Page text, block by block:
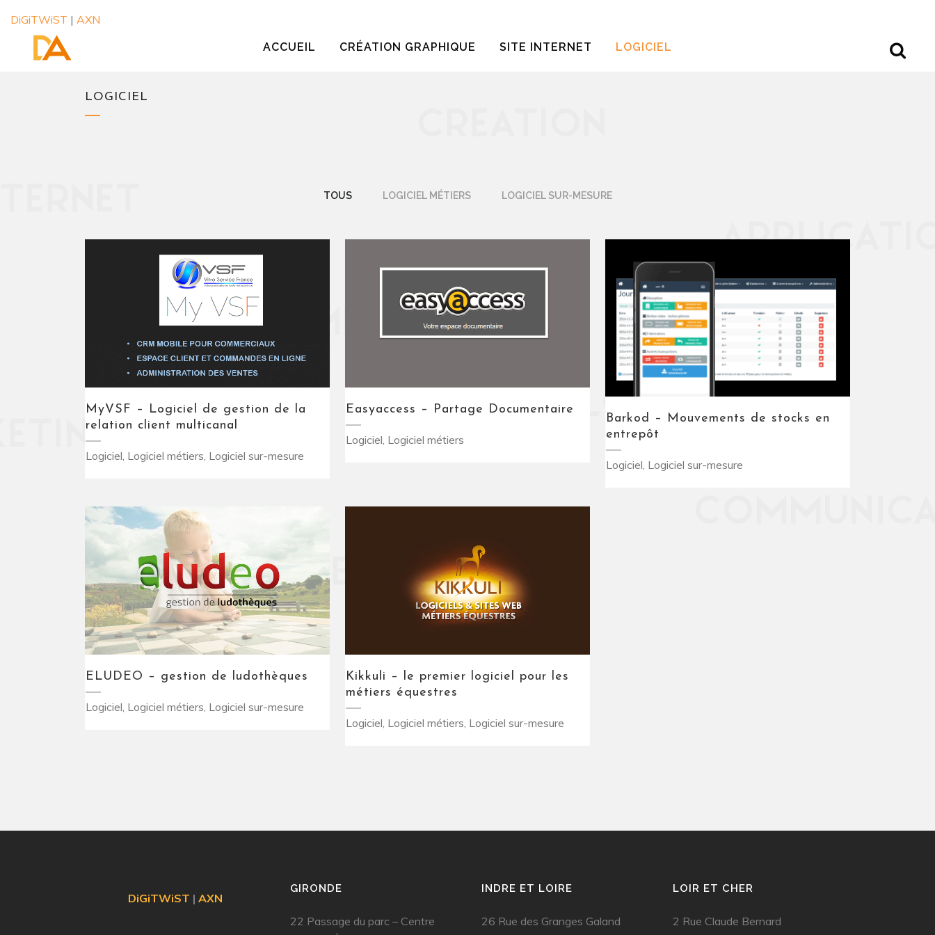
DiGiTWiST | AXN
ACCUEIL CRÉATION GRAPHIQUE SITE INTERNET LOGICIEL
LOGICIEL
TOUS LOGICIEL MÉTIERS LOGICIEL SUR-MESURE
MyVSF – Logiciel de gestion de la
relation client multicanal
Logiciel, Logiciel métiers, Logiciel sur-mesure
Easyaccess – Partage Documentaire
Logiciel, Logiciel métiers
Barkod – Mouvements de stocks en
entrepôt
Logiciel, Logiciel sur-mesure
ELUDEO – gestion de ludothèques
Logiciel, Logiciel métiers, Logiciel sur-mesure
Kikkuli – le premier logiciel pour les
métiers équestres
Logiciel, Logiciel métiers, Logiciel sur-mesure
DiGiTWiST | AXN
GIRONDE
22 Passage du parc – Centre
INDRE ET LOIRE
26 Rue des Granges Galand
LOIR ET CHER
2 Rue Claude Bernard